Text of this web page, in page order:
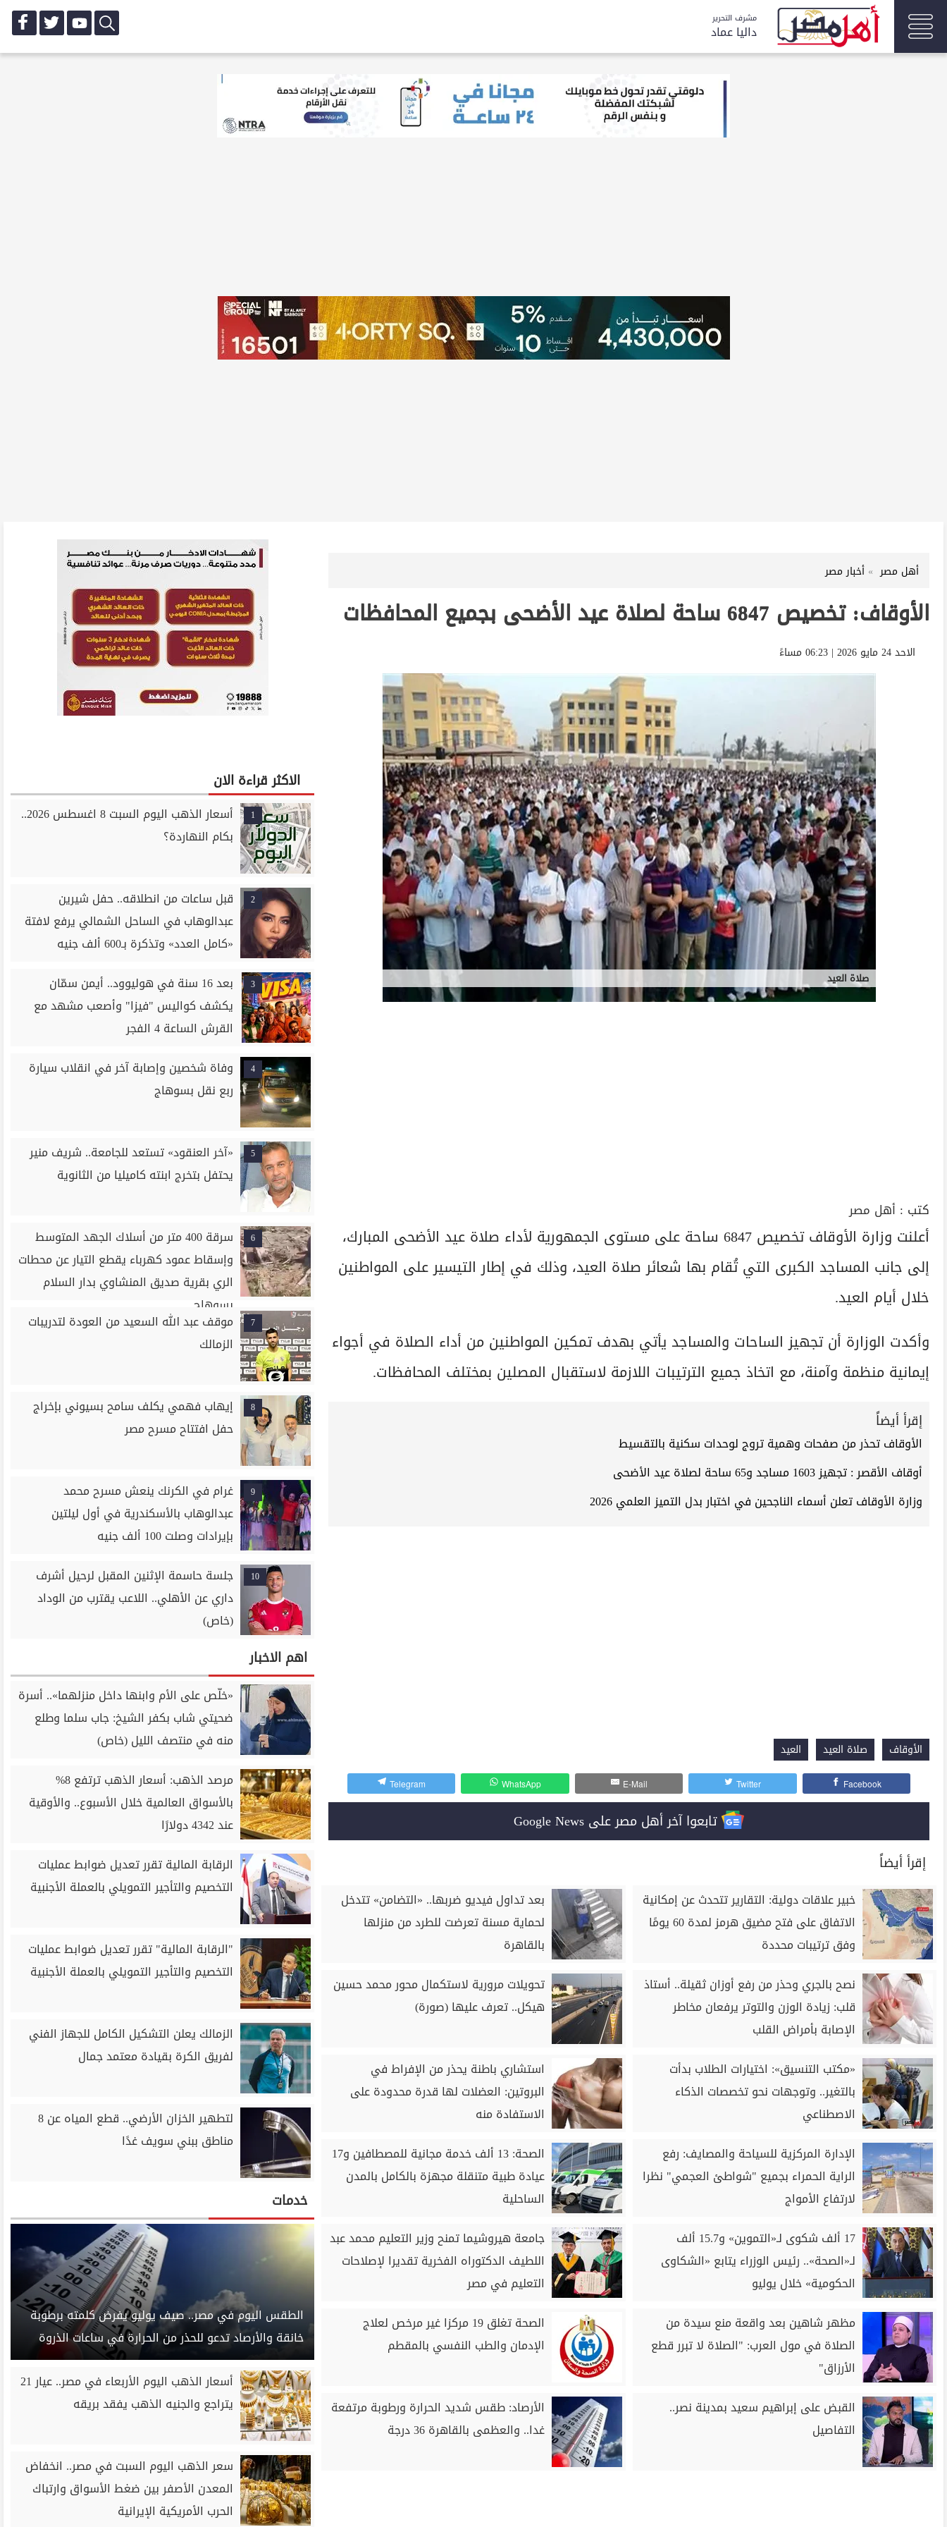
مشرف التحرير
داليا عماد
أهل مصر أخبار مصر
الأوقاف: تخصيص 6847 ساحة لصلاة عيد الأضحى بجميع المحافظات
الاحد 24 مايو 2026 | 06:23 مساءً
صلاة العيد
كتب : أهل مصر
أعلنت وزارة الأوقاف تخصيص 6847 ساحة على مستوى الجمهورية لأداء صلاة عيد الأضحى المبارك،
إلى جانب المساجد الكبرى التي تُقام بها شعائر صلاة العيد، وذلك في إطار التيسير على المواطنين
خلال أيام العيد.
وأكدت الوزارة أن تجهيز الساحات والمساجد يأتي بهدف تمكين المواطنين من أداء الصلاة في أجواء
إيمانية منظمة وآمنة، مع اتخاذ جميع الترتيبات اللازمة لاستقبال المصلين بمختلف المحافظات.
إقرأ أيضاً
الأوقاف تحذر من صفحات وهمية تروج لوحدات سكنية بالتقسيط
أوقاف الأقصر : تجهيز 1603 مساجد و65 ساحة لصلاة عيد الأضحى
وزارة الأوقاف تعلن أسماء الناجحين في اختبار بدل التميز العلمي 2026
الأوقاف صلاة العيد العيد
Facebook
Twitter
E-Mail
WhatsApp
Telegram
تابعوا آخر أهل مصر على Google News
إقرأ أيضاً
خبير علاقات دولية: التقارير تتحدث عن إمكانية
الاتفاق على فتح مضيق هرمز لمدة 60 يومًا
وفق ترتيبات محددة
بعد تداول فيديو ضربها.. «التضامن» تتدخل
لحماية مسنة تعرضت للطرد من منزلها
بالقاهرة
نصح بالجري وحذر من رفع أوزان ثقيلة.. أستاذ
قلب: زيادة الوزن والتوتر يرفعان مخاطر
الإصابة بأمراض القلب
تحويلات مرورية لاستكمال محور محمد حسين
هيكل.. تعرف عليها (صورة)
«مكتب التنسيق»: اختيارات الطلاب بدأت
بالتغير.. وتوجهات نحو تخصصات الذكاء
الاصطناعي
استشاري باطنة يحذر من الإفراط في
البروتين: العضلات لها قدرة محدودة على
الاستفادة منه
الإدارة المركزية للسياحة والمصايف: رفع
الراية الحمراء بجميع "شواطئ العجمي" نظرا
لارتفاع الأمواج
الصحة: 13 ألف خدمة مجانية للمصطافين و17
عيادة طبية متنقلة مجهزة بالكامل بالمدن
الساحلية
17 ألف شكوى لـ«التموين» و15.7 ألف
لـ«الصحة».. رئيس الوزراء يتابع «الشكاوى
الحكومية» خلال يوليو
جامعة هيروشيما تمنح وزير التعليم محمد عبد
اللطيف الدكتوراه الفخرية تقديرا لإصلاحات
التعليم في مصر
مظهر شاهين بعد واقعة منع سيدة من
الصلاة في مول العرب: "الصلاة لا تبرر قطع
الأرزاق"
الصحة تغلق 19 مركزا غير مرخص لعلاج
الإدمان والطب النفسي بالمقطم
القبض على إبراهيم سعيد بمدينة نصر..
التفاصيل
الأرصاد: طقس شديد الحرارة ورطوبة مرتفعة
غدا.. والعظمى بالقاهرة 36 درجة
الاكثر قراءة الان
1
أسعار الذهب اليوم السبت 8 اغسطس 2026..
بكام النهاردة؟
2
قبل ساعات من انطلاقه.. حفل شيرين
عبدالوهاب في الساحل الشمالي يرفع لافتة
«كامل العدد» وتذكرة بـ600 ألف جنيه
3
بعد 16 سنة في هوليوود.. أيمن سمّان
يكشف كواليس "فيزا" وأصعب مشهد مع
القرش الساعة 4 الفجر
4
وفاة شخصين وإصابة آخر في انقلاب سيارة
ربع نقل بسوهاج
5
«آخر العنقود» تستعد للجامعة.. شريف منير
يحتفل بتخرج ابنته كاميليا من الثانوية
6
سرقة 400 متر من أسلاك الجهد المتوسط
وإسقاط عمود كهرباء يقطع التيار عن محطات
الري بقرية صديق المنشاوي بدار السلام
بسوهاج
7
موقف عبد الله السعيد من العودة لتدريبات
الزمالك
8
إيهاب فهمي يكلف سامح بسيوني بإخراج
حفل افتتاح مسرح مصر
9
غرام في الكرنك ينعش مسرح محمد
عبدالوهاب بالأسكندرية في أول ليلتين
بإيرادات وصلت 100 ألف جنيه
10
جلسة حاسمة الإثنين المقبل لرحيل أشرف
داري عن الأهلي.. اللاعب يقترب من الوداد
(خاص)
اهم الاخبار
«خلّص على الأم وابنها داخل منزلهما».. أسرة
ضحيتي شاب بكفر الشيخ: جاب سلما وطلع
منه في منتصف الليل (خاص)
مرصد الذهب: أسعار الذهب ترتفع 8%
بالأسواق العالمية خلال الأسبوع.. والأوقية
عند 4342 دولارًا
الرقابة المالية تقرر تعديل ضوابط عمليات
التخصيم والتأجير التمويلي بالعملة الأجنبية
"الرقابة المالية" تقرر تعديل ضوابط عمليات
التخصيم والتأجير التمويلي بالعملة الأجنبية
الزمالك يعلن التشكيل الكامل للجهاز الفني
لفريق الكرة بقيادة معتمد جمال
لتطهير الخزان الأرضي.. قطع المياه عن 8
مناطق ببني سويف غدًا
خدمات
الطقس اليوم في مصر.. صيف يوليو يفرض كلمته برطوبة
خانقة والأرصاد تدعو للحذر من الحرارة في ساعات الذروة
أسعار الذهب اليوم الأربعاء في مصر.. عيار 21
يتراجع والجنيه الذهب يفقد بريقه
سعر الذهب اليوم السبت في مصر.. انخفاض
المعدن الأصفر بين ضغط الأسواق وارتباك
الحرب الأمريكية الإيرانية